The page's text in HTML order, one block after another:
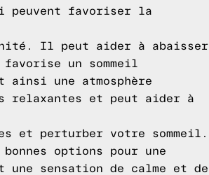
peuvent favoriser la
Il peut aider à abaisser
un sommeil
une atmosphère
relaxantes et peut aider à
et perturber votre sommeil.
options pour une
une sensation de calme et de